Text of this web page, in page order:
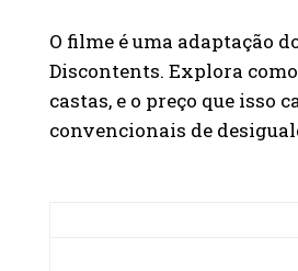
O filme é uma adaptação
Discontents. Explora
castas, e o preço que isso
convencionais de